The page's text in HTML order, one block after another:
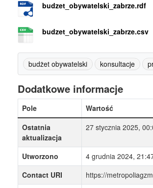
budzet_obywatelski_zabrze.rdf
budzet_obywatelski_zabrze.csv
budżet obywatelski konsultacje
Dodatkowe informacje
Pole
Wartość
Ostatnia
aktualizacja
27 stycznia 2025,
Utworzono
4 grudnia 2024,
Contact URI
https://